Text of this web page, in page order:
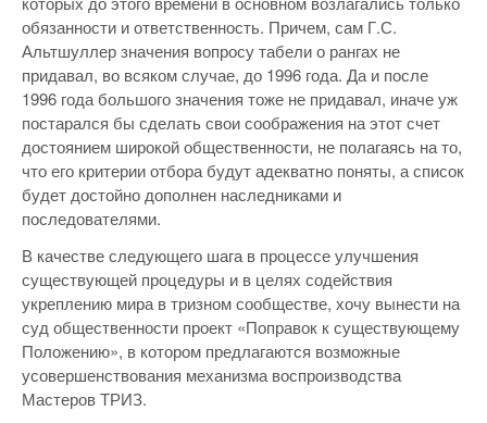
обязанности и ответственность. Причем, сам Г.С.
Альтшуллер значения вопросу табели о рангах не
придавал, во всяком случае, до 1996 года. Да и после
1996 года большого значения тоже не придавал, иначе уж
постарался бы сделать свои соображения на этот счет
достоянием широкой общественности, не полагаясь на то,
что его критерии отбора будут адекватно поняты, а список
будет достойно дополнен наследниками и
последователями.
В качестве следующего шага в процессе улучшения
существующей процедуры и в целях содействия
укреплению мира в тризном сообществе, хочу вынести на
суд общественности проект «Поправок к существующему
Положению», в котором предлагаются возможные
усовершенствования механизма воспроизводства
Мастеров ТРИЗ.